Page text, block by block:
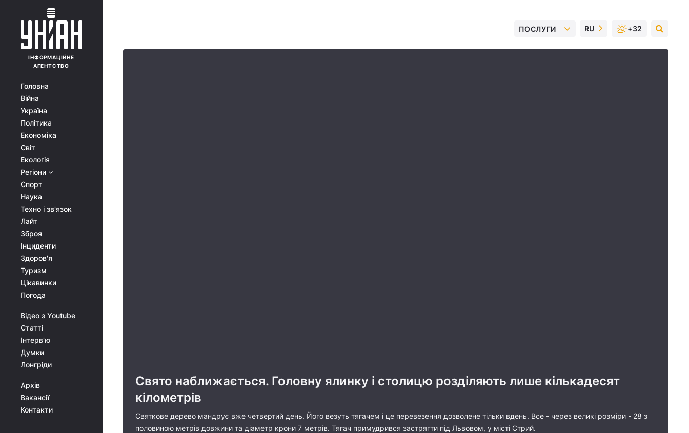
ІНФОРМАЦІЙНЕ
АГЕНТСТВО
Головна
Війна
Україна
Політика
Економіка
Світ
Екологія
Регіони
Спорт
Наука
Техно і зв'язок
Лайт
Зброя
Інциденти
Здоров'я
Туризм
Цікавинки
Погода
Відео з Youtube
Статті
Інтерв'ю
Думки
Лонгріди
Архів
Вакансії
Контакти
ПОСЛУГИ RU +32
Свято наближається. Головну ялинку і столицю розділяють лише кількадесят
кілометрів
Святкове дерево мандрує вже четвертий день. Його везуть тягачем і це перевезення дозволене тільки вдень. Все - через великі розміри - 28 з
половиною метрів довжини та діаметр крони 7 метрів. Тягач примудрився застрягти під Львовом, у місті Стрий.